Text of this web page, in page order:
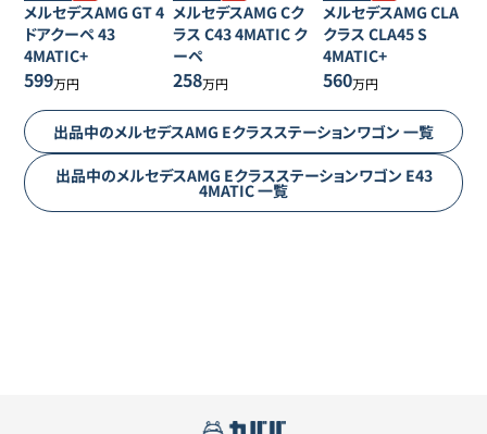
メルセデスAMG GT 4
ドアクーペ43
4MATIC+
599万円
メルセデスAMG Cク
ラス C43 4MATIC ク
ーペ
258万円
メルセデスAMG CLA
クラス CLA45 S
4MATIC+
560万円
出品中のメルセデスAMG Eクラスステーションワゴン 一覧
出品中のメルセデスAMG Eクラスステーションワゴン E43
4MATIC一覧